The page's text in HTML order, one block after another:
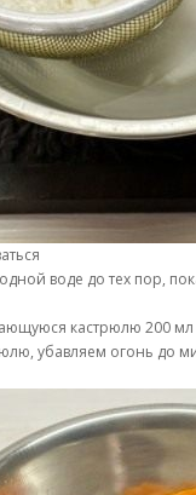
воде до тех пор,
кастрюлю 200
убавляем огонь